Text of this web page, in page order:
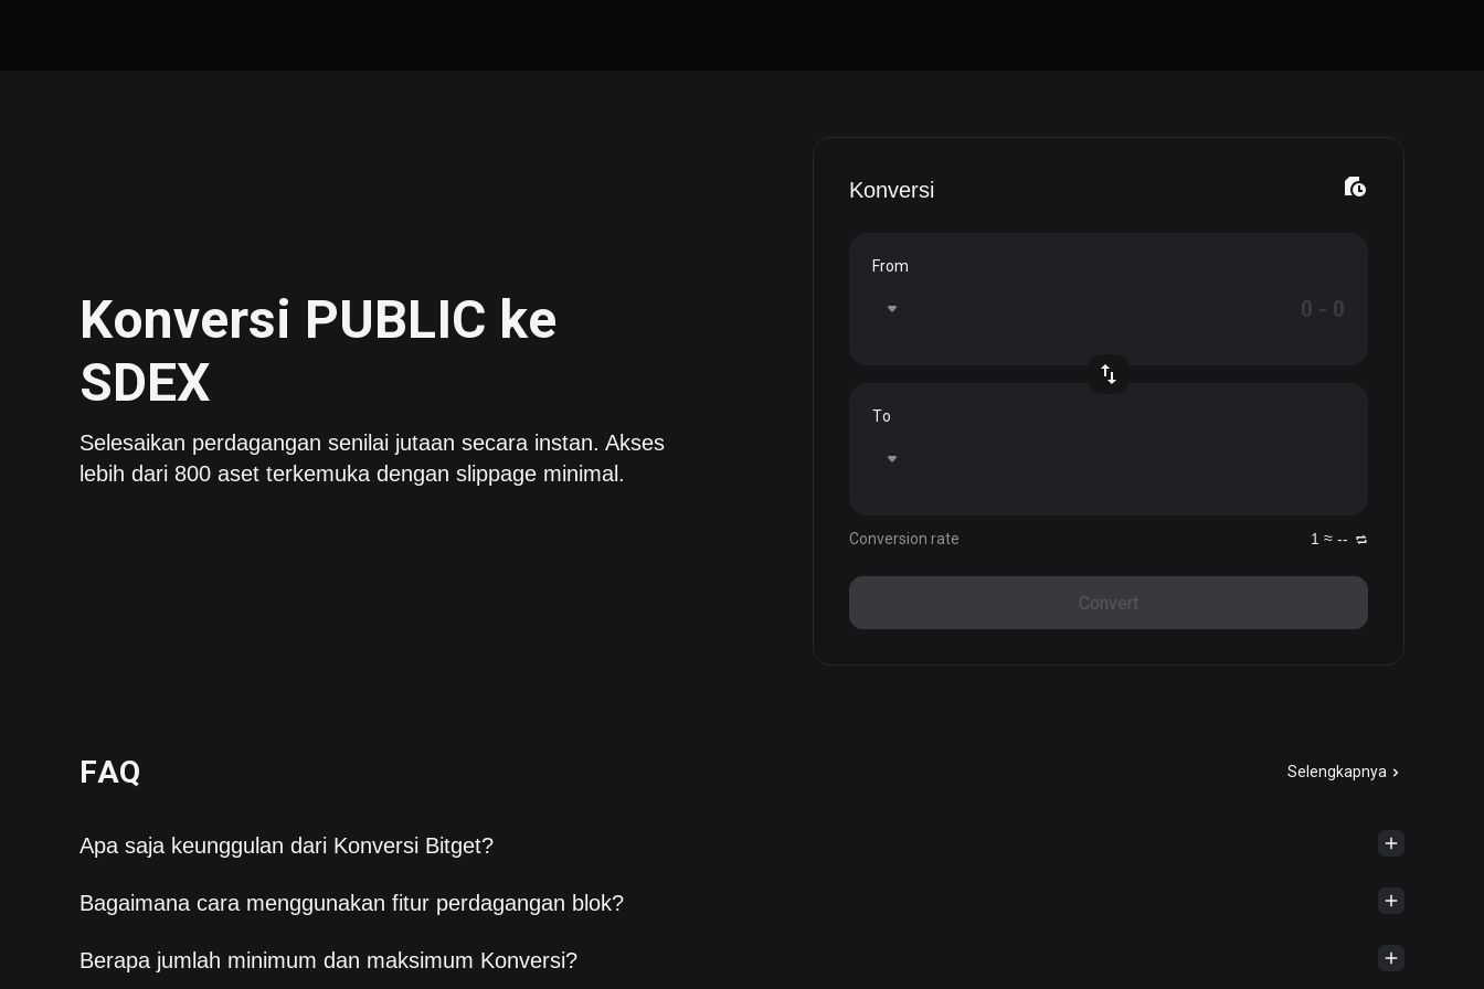
Konversi PUBLIC ke
SDEX
Selesaikan perdagangan senilai jutaan secara instan. Akses
lebih dari 800 aset terkemuka dengan slippage minimal.
Konversi
From
To
Conversion rate 1 ≈ --
Convert
FAQ Selengkapnya
Apa saja keunggulan dari Konversi Bitget?
Bagaimana cara menggunakan fitur perdagangan blok?
Berapa jumlah minimum dan maksimum Konversi?